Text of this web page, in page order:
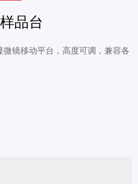
品台
镜移动平台，高度可调，兼容各